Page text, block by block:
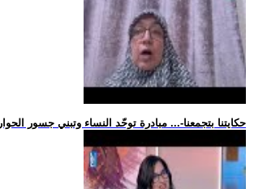
.. -حكايتنا بتجمعنا-... مبادرة توحّد النساء وتبني جسور الحوار